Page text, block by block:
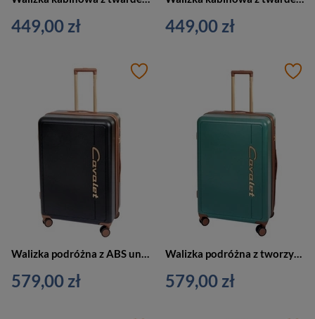
449,00 zł 449,00 zł
Walizka podróżna z ABS unisex Cavalet VIKEN duża na 4 kółkach czarna
579,00 zł
Walizka podróżna z tworzywa unisex Cavalet VIKEN L duża na 4 kółkach zielona
579,00 zł